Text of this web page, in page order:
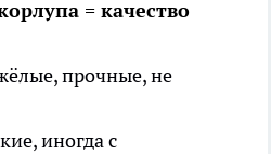
= качество
прочные, не
иногда с